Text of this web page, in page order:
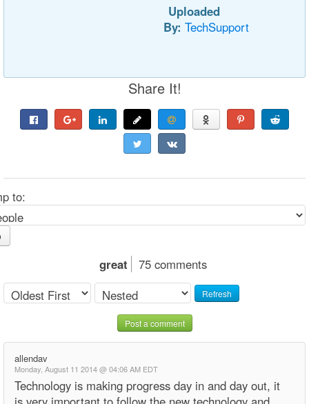
Uploaded
By: TechSupport
Share It!
to:
great 75 comments
Refresh
Post a comment
allendav
Monday, August 11 2014 @ 04:06 AM EDT
Technology is making progress day in and day out, it